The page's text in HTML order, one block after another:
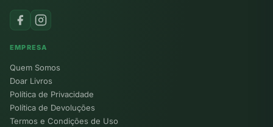
EMPRESA
Quem Somos
Doar Livros
Política de Privacidade
Política de Devoluções
Termos e Condições de Uso